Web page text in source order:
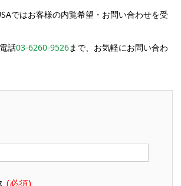
ではお客様の内覧希望・お問い合わせを受
話03-6260-9526まで、お気軽にお問い合わ